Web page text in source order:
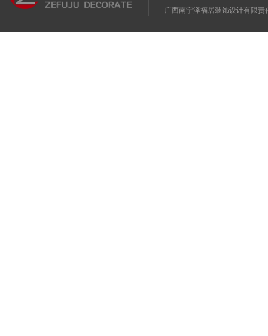
广西南宁泽福居装饰设计有限